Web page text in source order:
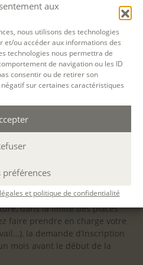
aux
nous utilisons des technologies
et/ou accéder aux informations des
technologies nous permettra de
de navigation ou les ID
consentir ou de retirer son
sur certaines caractéristiques
préférences
et politique de confidentialité
pour pouvoir travailler
: Configuration
Teams | Microsoft
est sensible à l’inclusion des
Si vous avez besoin
de programme, n’hésitez pas
votre inscription afin
salles).
ouvertes jusqu’au dernier
dans la limite des places
faire prendre en charge votre
la demande d’inscription
mois avant le début de la